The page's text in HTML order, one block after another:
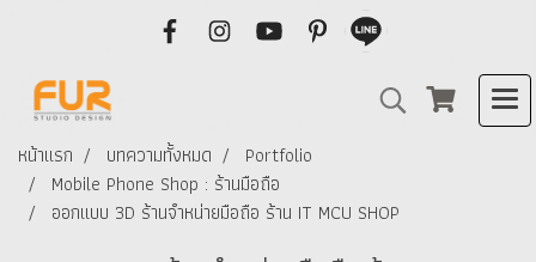
หน้าแรก บทความทั้งหมด
Portfolio
Mobile Phone Shop : ร้านมือถือ
ออกแบบ 3D ร้านจำหน่ายมือถือ ร้าน IT MCU SHOP